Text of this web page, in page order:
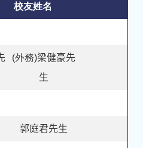
校友姓名
(外務)梁健豪先
生
郭庭君先生